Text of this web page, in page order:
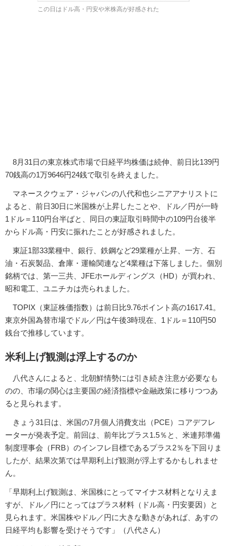
この日はドル高・円安や米株高が好感された
8月31日の東京株式市場で日経平均株価は続伸、前日比139円
70銭高の1万9646円24銭で取引を終えました。
マネースクウェア・ジャパンの八代和也シニアアナリストに
よると、前日30日に米国株が上昇したことや、ドル／円が一時
1ドル＝110円台半ばと、同日の東証取引時間中の109円台後半
からドル高・円安に振れたことが好感されました。
東証1部33業種中、銀行、鉄鋼など29業種が上昇、一方、石
油・石炭製品、倉庫・運輸関連など4業種は下落しました。個別
銘柄では、第一三共、JFEホールディングス（HD）が買われ、
昭和電工、ユニチカは売られました。
TOPIX（東証株価指数）は前日比9.76ポイント高の1617.41。
東京外国為替市場でドル／円は午後3時現在、1ドル＝110円50
銭台で推移しています。
米利上げ観測は浮上するのか
八代さんによると、北朝鮮情勢には引き続き注意が必要なも
のの、市場の関心は主要国の経済指標や金融政策に移りつつあ
ると見られます。
きょう31日は、米国の7月個人消費支出（PCE）コアデフレ
ーターが発表予定。前回は、前年比プラス1.5％と、米連邦準備
制度理事会（FRB）のインフレ目標であるプラス2％を下回りま
したが、結果次第では早期利上げ観測が浮上するかもしれませ
ん。
「早期利上げ観測は、米国株にとってマイナス材料となりえま
すが、ドル／円にとってはプラス材料（ドル高・円安要因）と
見られます。米国株やドル／円に大きな動きがあれば、あすの
日経平均も影響を受けそうです」（八代さん）